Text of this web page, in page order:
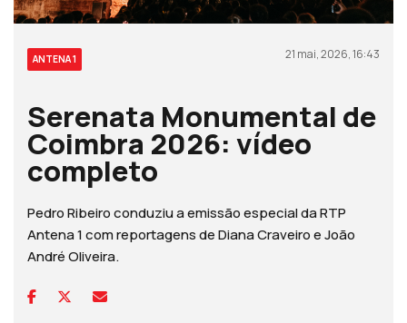
ANTENA 1 21 mai, 2026, 16:43
Serenata Monumental de
Coimbra 2026: vídeo
completo
Pedro Ribeiro conduziu a emissão especial da RTP
Antena 1 com reportagens de Diana Craveiro e João
André Oliveira.